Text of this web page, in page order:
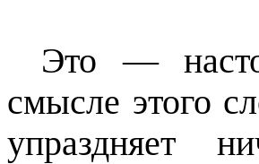
Это —
смысле этого
упраздняет